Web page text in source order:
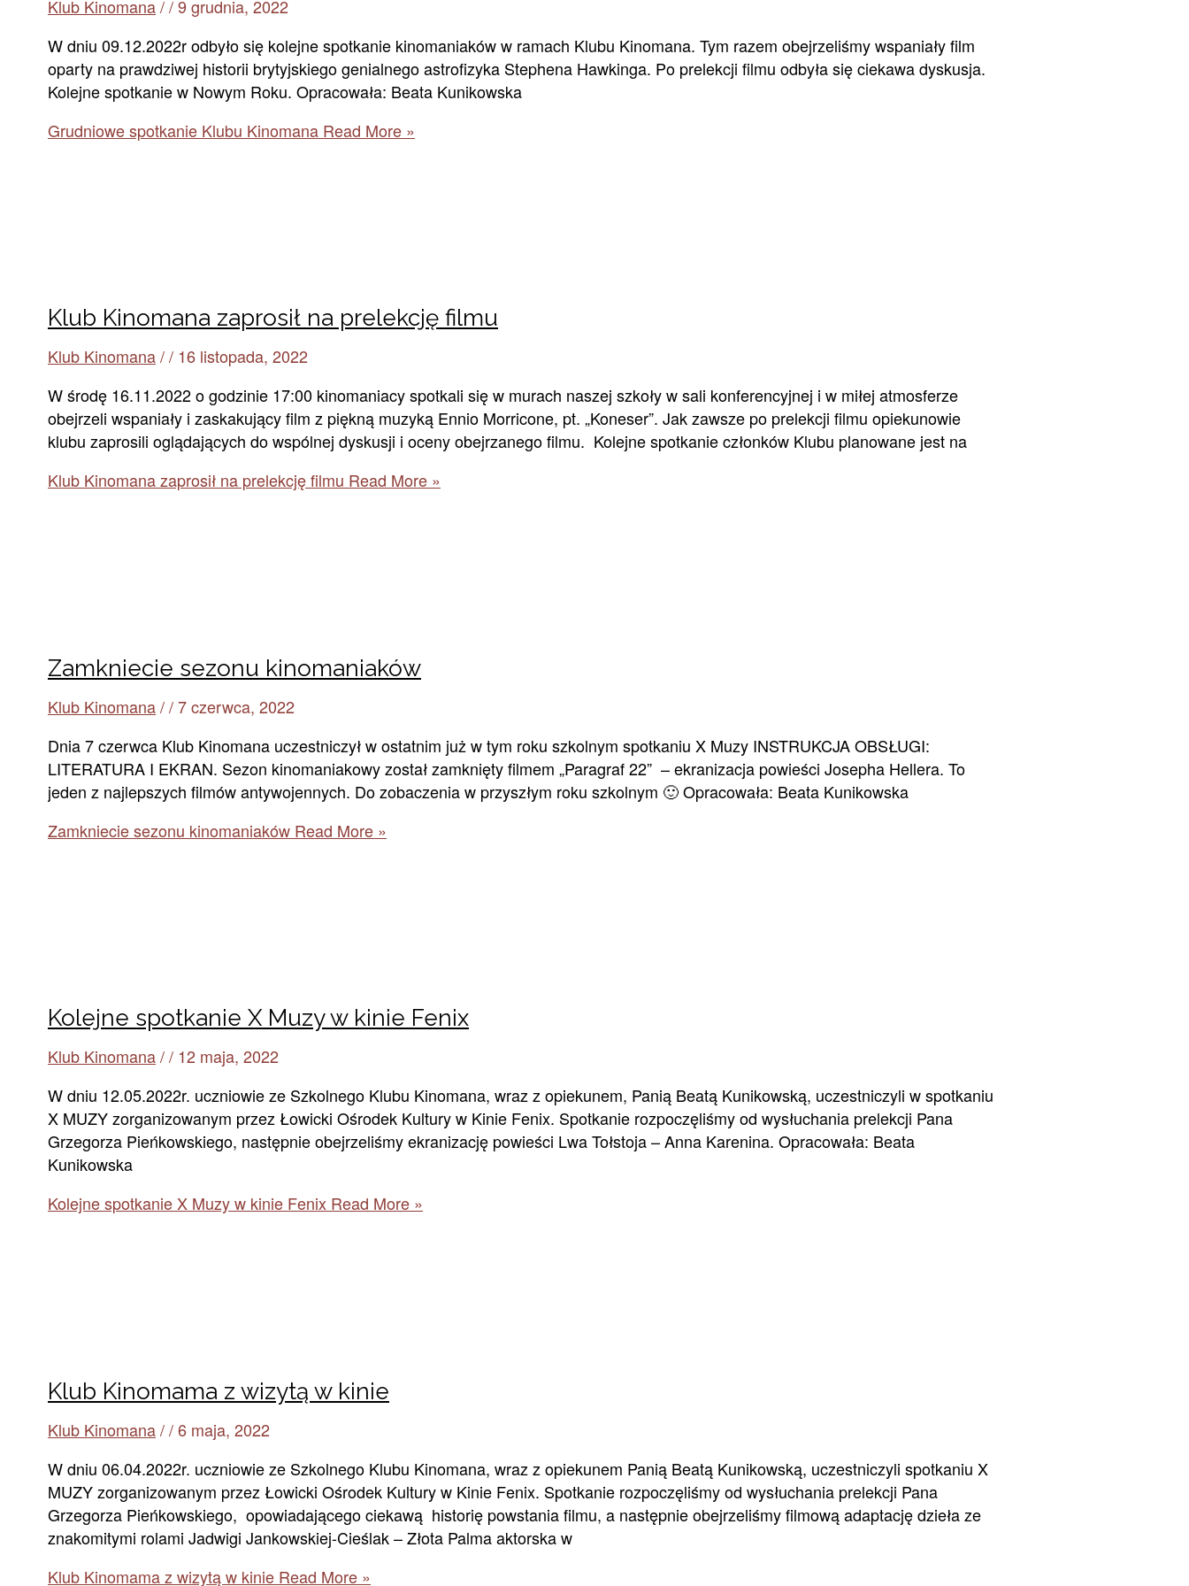
Klub Kinomana//9 grudnia, 2022
W dniu 09.12.2022r odbyło się kolejne spotkanie kinomaniaków w ramach Klubu Kinomana. Tym razem obejrzeliśmy wspaniały film
oparty na prawdziwej historii brytyjskiego genialnego astrofizyka Stephena Hawkinga. Po prelekcji filmu odbyła się ciekawa dyskusja.
Kolejne spotkanie w Nowym Roku. Opracowała: Beata Kunikowska
Grudniowe spotkanie Klubu Kinomana Read More »
Klub Kinomana zaprosił na prelekcję filmu
Klub Kinomana// 16 listopada, 2022
W środę 16.11.2022 o godzinie 17:00 kinomaniacy spotkali się w murach naszej szkoły w sali konferencyjnej i w miłej atmosferze
obejrzeli wspaniały i zaskakujący film z piękną muzyką Ennio Morricone, pt. „Koneser”. Jak zawsze po prelekcji filmu opiekunowie
klubu zaprosili oglądających do wspólnej dyskusji i oceny obejrzanego filmu. Kolejne spotkanie członków Klubu planowane jest na
Klub Kinomana zaprosił na prelekcję filmu Read More »
Zamkniecie sezonu kinomaniaków
Klub Kinomana//7 czerwca, 2022
Dnia 7 czerwca Klub Kinomana uczestniczył w ostatnim już w tym roku szkolnym spotkaniu X Muzy INSTRUKCJA OBSŁUGI:
LITERATURA I EKRAN. Sezon kinomaniakowy został zamknięty filmem „Paragraf 22” – ekranizacja powieści Josepha Hellera. To
jeden z najlepszych filmów antywojennych. Do zobaczenia w przyszłym roku szkolnym 🙂 Opracowała: Beata Kunikowska
Zamkniecie sezonu kinomaniaków Read More »
Kolejne spotkanie X Muzy w kinie Fenix
Klub Kinomana// 12 maja, 2022
W dniu 12.05.2022r. uczniowie ze Szkolnego Klubu Kinomana, wraz z opiekunem, Panią Beatą Kunikowską, uczestniczyli w spotkaniu
X MUZY zorganizowanym przez Łowicki Ośrodek Kultury w Kinie Fenix. Spotkanie rozpoczęliśmy od wysłuchania prelekcji Pana
Grzegorza Pieńkowskiego, następnie obejrzeliśmy ekranizację powieści Lwa Tołstoja – Anna Karenina. Opracowała: Beata
Kunikowska
Kolejne spotkanie X Muzy w kinie Fenix Read More »
Klub Kinomama z wizytą w kinie
Klub Kinomana//6 maja, 2022
W dniu 06.04.2022r. uczniowie ze Szkolnego Klubu Kinomana, wraz z opiekunem Panią Beatą Kunikowską, uczestniczyli spotkaniu X
MUZY zorganizowanym przez Łowicki Ośrodek Kultury w Kinie Fenix. Spotkanie rozpoczęliśmy od wysłuchania prelekcji Pana
Grzegorza Pieńkowskiego, opowiadającego ciekawą historię powstania filmu, a następnie obejrzeliśmy filmową adaptację dzieła ze
znakomitymi rolami Jadwigi Jankowskiej-Cieślak – Złota Palma aktorska w
Klub Kinomama z wizytą w kinie Read More »